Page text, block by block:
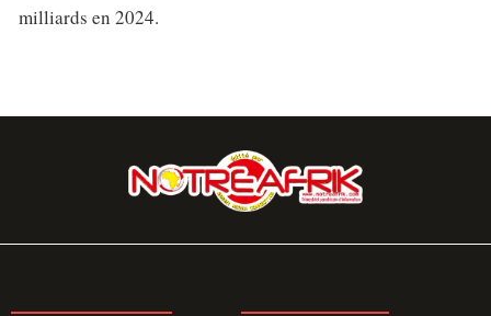
milliards en 2024.